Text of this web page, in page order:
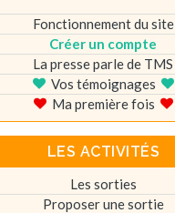
Fonctionnement du site
Créer un compte
La presse parle de TMS
Vos témoignages
Ma première fois
LES ACTIVITÉS
Les sorties
Proposer une sortie